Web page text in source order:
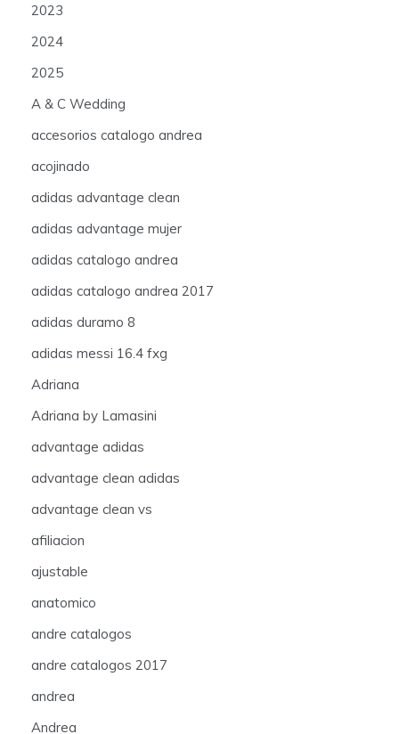
2023
2024
2025
A & C Wedding
accesorios catalogo andrea
acojinado
adidas advantage clean
adidas advantage mujer
adidas catalogo andrea
adidas catalogo andrea 2017
adidas duramo 8
adidas messi 16.4 fxg
Adriana
Adriana by Lamasini
advantage adidas
advantage clean adidas
advantage clean vs
afiliacion
ajustable
anatomico
andre catalogos
andre catalogos 2017
andrea
Andrea